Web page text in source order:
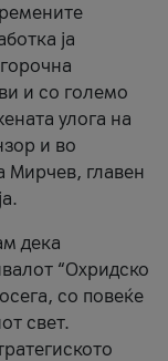
ја
и со големо
улога на
и во
Мирчев, главен
дека
“Охридско
со повеќе
свет.